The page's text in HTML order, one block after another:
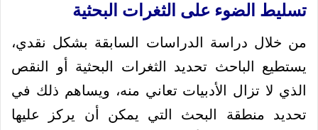
تسليط الضوء على الثغرات البحثية
من خلال دراسة الدراسات السابقة بشكل نقدي،
يستطيع الباحث تحديد الثغرات البحثية أو النقص
الذي لا تزال الأدبيات تعاني منه، ويساهم ذلك في
تحديد منطقة البحث التي يمكن أن يركز عليها